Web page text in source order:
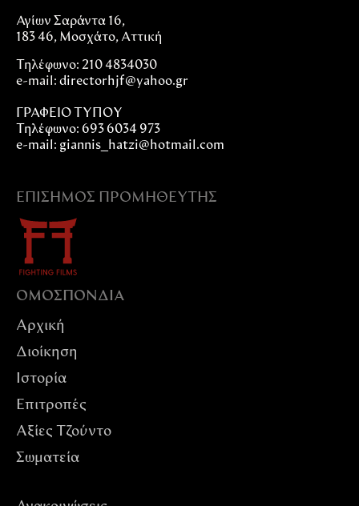
Αγίων Σαράντα 16,
183 46, Μοσχάτο, Αττική
Τηλέφωνο: 210 4834030
e-mail: directorhjf@yahoo.gr
ΓΡΑΦΕΙΟ ΤΥΠΟΥ
Τηλέφωνο: 693 6034 973
e-mail: giannis_hatzi@hotmail.com
ΕΠΊΣΗΜΟΣ ΠΡΟΜΗΘΕΥΤΉΣ
ΟΜΟΣΠΟΝΔIΑ
Αρχική
Διοίκηση
Ιστορία
Επιτροπές
Αξίες Tζούντο
Σωματεία